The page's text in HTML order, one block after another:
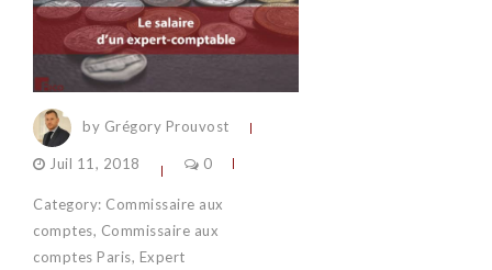
by Grégory Prouvost
Juil 11, 2018 0
Category: Commissaire aux
comptes, Commissaire aux
comptes Paris, Expert